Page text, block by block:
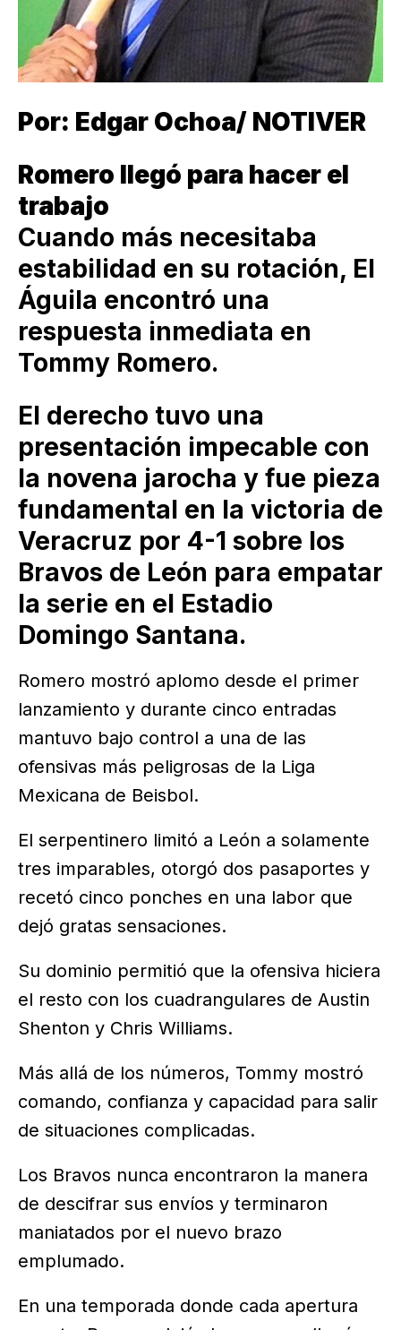
Por: Edgar Ochoa/ NOTIVER
Romero llegó para hacer el
trabajo
Cuando más necesitaba
estabilidad en su rotación, El
Águila encontró una
respuesta inmediata en
Tommy Romero.
El derecho tuvo una
presentación impecable con
la novena jarocha y fue pieza
fundamental en la victoria de
Veracruz por 4-1 sobre los
Bravos de León para empatar
la serie en el Estadio
Domingo Santana.
Romero mostró aplomo desde el primer
lanzamiento y durante cinco entradas
mantuvo bajo control a una de las
ofensivas más peligrosas de la Liga
Mexicana de Beisbol.
El serpentinero limitó a León a solamente
tres imparables, otorgó dos pasaportes y
recetó cinco ponches en una labor que
dejó gratas sensaciones.
Su dominio permitió que la ofensiva hiciera
el resto con los cuadrangulares de Austin
Shenton y Chris Williams.
Más allá de los números, Tommy mostró
comando, confianza y capacidad para salir
de situaciones complicadas.
Los Bravos nunca encontraron la manera
de descifrar sus envíos y terminaron
maniatados por el nuevo brazo
emplumado.
En una temporada donde cada apertura